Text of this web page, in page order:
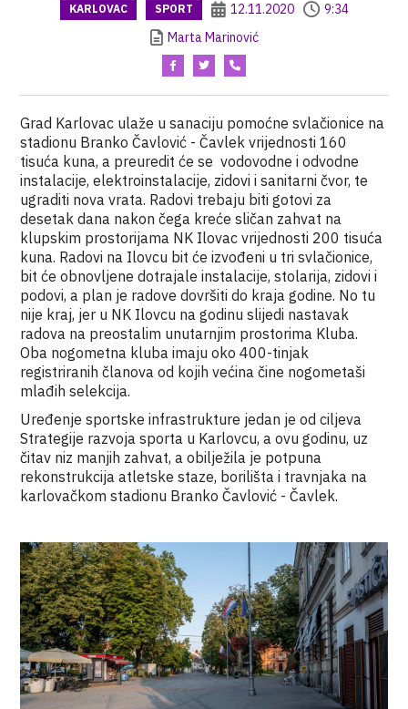
KARLOVAC SPORT 12.11.2020
9:34
Marta Marinović
Grad Karlovac ulaže u sanaciju pomoćne svlačionice na
stadionu Branko Čavlović - Čavlek vrijednosti 160
tisuća kuna, a preuredit će se vodovodne i odvodne
instalacije, elektroinstalacije, zidovi i sanitarni čvor, te
ugraditi nova vrata. Radovi trebaju biti gotovi za
desetak dana nakon čega kreće sličan zahvat na
klupskim prostorijama NK Ilovac vrijednosti 200 tisuća
kuna. Radovi na Ilovcu bit će izvođeni u tri svlačionice,
bit će obnovljene dotrajale instalacije, stolarija, zidovi i
podovi, a plan je radove dovršiti do kraja godine. No tu
nije kraj, jer u NK Ilovcu na godinu slijedi nastavak
radova na preostalim unutarnjim prostorima Kluba.
Oba nogometna kluba imaju oko 400-tinjak
registriranih članova od kojih većina čine nogometaši
mlađih selekcija.
Uređenje sportske infrastrukture jedan je od ciljeva
Strategije razvoja sporta u Karlovcu, a ovu godinu, uz
čitav niz manjih zahvat, a obilježila je potpuna
rekonstrukcija atletske staze, borilišta i travnjaka na
karlovačkom stadionu Branko Čavlović - Čavlek.